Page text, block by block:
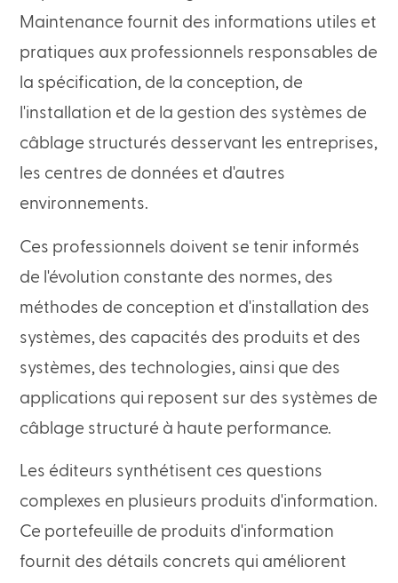
Maintenance fournit des informations utiles et
pratiques aux professionnels responsables de
la spécification, de la conception, de
l'installation et de la gestion des systèmes de
câblage structurés desservant les entreprises,
les centres de données et d'autres
environnements.
Ces professionnels doivent se tenir informés
de l'évolution constante des normes, des
méthodes de conception et d'installation des
systèmes, des capacités des produits et des
systèmes, des technologies, ainsi que des
applications qui reposent sur des systèmes de
câblage structuré à haute performance.
Les éditeurs synthétisent ces questions
complexes en plusieurs produits d'information.
Ce portefeuille de produits d'information
fournit des détails concrets qui améliorent